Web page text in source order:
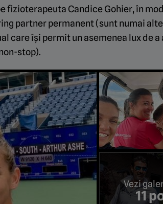
fizioterapeuta Candice Gohier, în
partner permanent (sunt numai
care își permit un asemenea lux de a
stop).
Vezi
11